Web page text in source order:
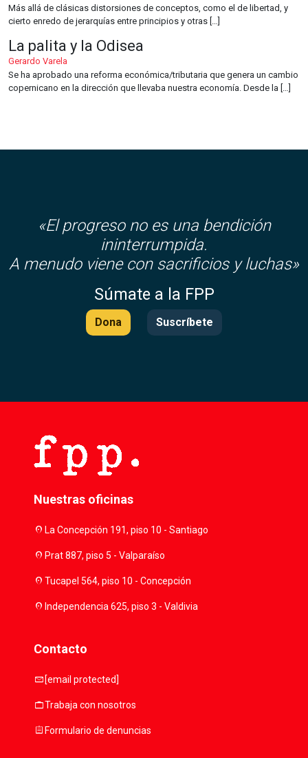
Más allá de clásicas distorsiones de conceptos, como el de libertad, y
cierto enredo de jerarquías entre principios y otras […]
La palita y la Odisea
Gerardo Varela
Se ha aprobado una reforma económica/tributaria que genera un cambio
copernicano en la dirección que llevaba nuestra economía. Desde la […]
«El progreso no es una bendición
ininterrumpida.
A menudo viene con sacrificios y luchas»
Súmate a la FPP
Dona Suscríbete
Nuestras oficinas
location_onLa Concepción 191, piso 10 - Santiago
location_onPrat 887, piso 5 - Valparaíso
location_onTucapel 564, piso 10 - Concepción
location_onIndependencia 625, piso 3 - Valdivia
Contacto
mail [email protected]
workTrabaja con nosotros
assignmentFormulario de denuncias